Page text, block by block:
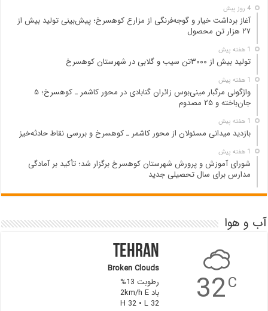
4 روز پیش
آغاز برداشت خیار و گوجه‌فرنگی از مزارع کوهسرخ؛ پیش‌بینی تولید بیش از
۲۷ هزار تن محصول
1 هفته پیش
تولید بیش از ۳۰۰۰تن سیب و گلابی در شهرستان کوهسرخ
1 هفته پیش
واژگونی مرگبار مینی‌بوس زائران گنابادی در محور کاشمر ـ کوهسرخ؛ ۵
جان‌باخته و ۲۵ مصدوم
1 هفته پیش
بازدید میدانی مسئولان از محور کاشمر ـ کوهسرخ و بررسی نقاط حادثه‌خیز
1 هفته پیش
شورای آموزش و پرورش شهرستان کوهسرخ برگزار شد؛ تأکید بر آمادگی
مدارس برای سال تحصیلی جدید
آب و هوا
32C
Tehran
Broken Clouds
رطوبت 13%
باد 2km/h E
H 32 • L 32